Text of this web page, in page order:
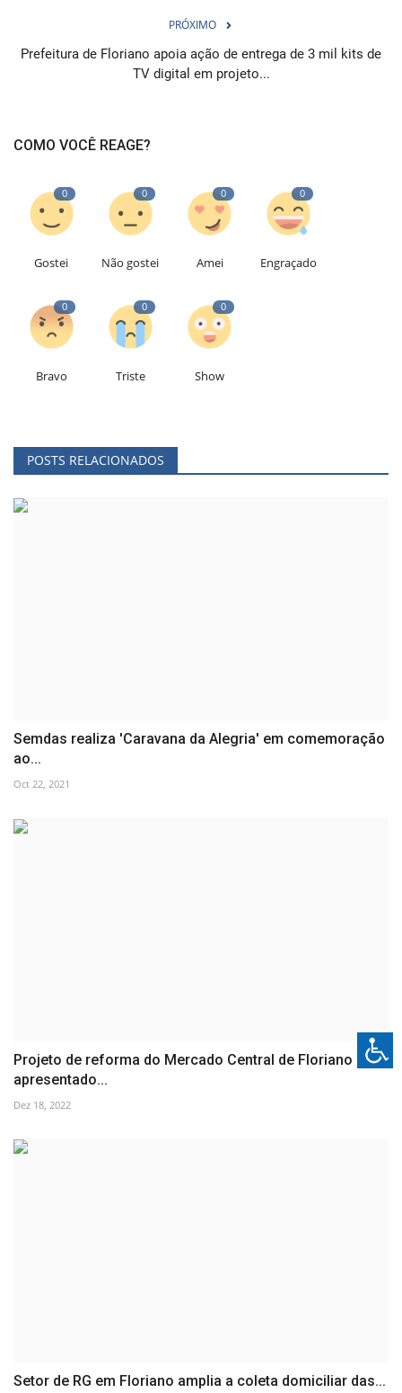
PRÓXIMO
Prefeitura de Floriano apoia ação de entrega de 3 mil kits de
TV digital em projeto...
COMO VOCÊ REAGE?
0
Gostei
0
Não gostei
0
Amei
0
Engraçado
0
Bravo
0
Triste
0
Show
POSTS RELACIONADOS
Semdas realiza 'Caravana da Alegria' em comemoração
ao...
Oct 22, 2021
Projeto de reforma do Mercado Central de Floriano é
apresentado...
Dez 18, 2022
Setor de RG em Floriano amplia a coleta domiciliar das...